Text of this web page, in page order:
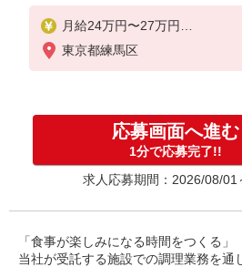
月給24万円〜27万円
※給与は経験や前職給与に応じ
東京都練馬区
応募画面へ進む
1分で応募完了!!
求人応募期間：2026/08/01
「食事が楽しみになる時間をつくる」
当社が受託する施設での調理業務を通